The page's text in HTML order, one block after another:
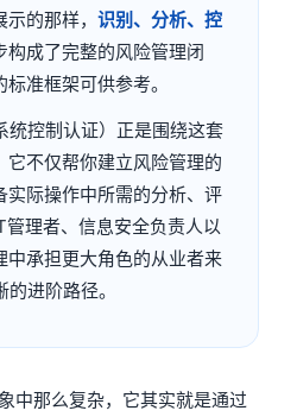
示的那样，识别、分析、控
构成了完整的风险管理闭
准框架可供参考。
统控制认证）正是围绕这套
它不仅帮你建立风险管理的
实际操作中所需的分析、评
理者、信息安全负责人以
中承担更大角色的从业者来
进阶路径。
中那么复杂，它其实就是通过